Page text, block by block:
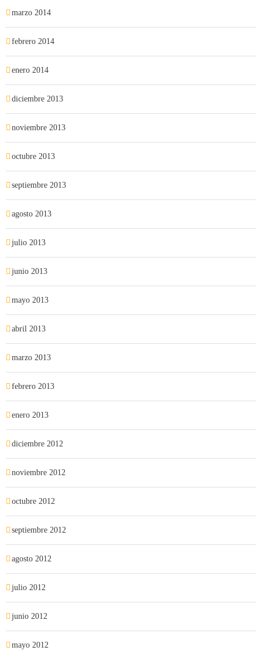
marzo 2014
febrero 2014
enero 2014
diciembre 2013
noviembre 2013
octubre 2013
septiembre 2013
agosto 2013
julio 2013
junio 2013
mayo 2013
abril 2013
marzo 2013
febrero 2013
enero 2013
diciembre 2012
noviembre 2012
octubre 2012
septiembre 2012
agosto 2012
julio 2012
junio 2012
mayo 2012